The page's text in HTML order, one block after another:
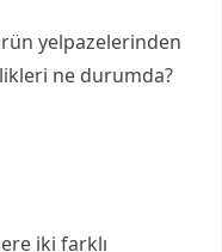
yelpazelerinden
ne durumda?
iki farklı